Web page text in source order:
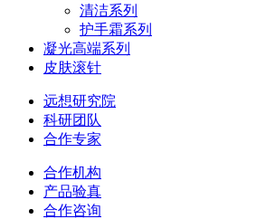
清洁系列
护手霜系列
凝光高端系列
皮肤滚针
远想研究院
科研团队
合作专家
合作机构
产品验真
合作咨询